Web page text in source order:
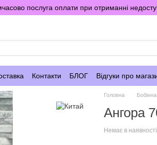
послуга оплати при отриманні
Контакти БЛОГ Відгуки про
Головна
Ангора
Немає в наявності